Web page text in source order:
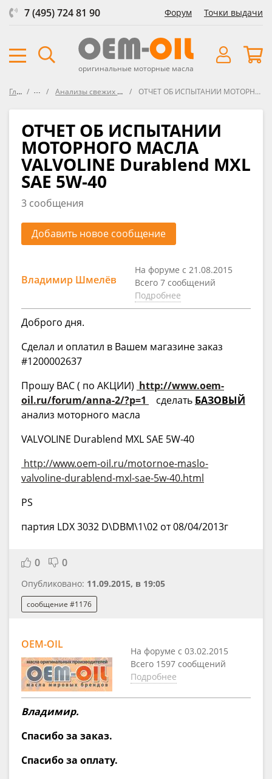
7 (495) 724 81 90 Форум Точки выдачи
оригинальные моторные масла
Главная ФорумАнализы свежих масел VOA (Virgin Oil Analysis) ОТЧЕТ ОБ ИСПЫТАНИИ МОТОРНОГО МАСЛА VALVOLINE Durablend MXL SAE 5W-40
ОТЧЕТ ОБ ИСПЫТАНИИ
МОТОРНОГО МАСЛА
VALVOLINE Durablend MXL
SAE 5W-40
3 сообщения
Добавить новое сообщение
Владимир Шмелёв
На форуме с 21.08.2015
Всего 7 сообщений
Подробнее
Доброго дня.
Сделал и оплатил в Вашем магазине заказ
#1200002637
Прошу ВАС ( по АКЦИИ) http://www.oem-
oil.ru/forum/anna-2/?p=1
сделать БАЗОВЫЙ
анализ моторного масла
VALVOLINE Durablend MXL SAE 5W-40
http://www.oem-oil.ru/motornoe-maslo-
valvoline-durablend-mxl-sae-5w-40.html
PS
партия LDX 3032 D\DBM\1\02 от 08/04/2013г
0 0
Опубликовано: 11.09.2015, в 19:05
сообщение #1176
OEM-OIL
На форуме с 03.02.2015
Всего 1597 сообщений
Подробнее
Владимир.
Спасибо за заказ.
Спасибо за оплату.